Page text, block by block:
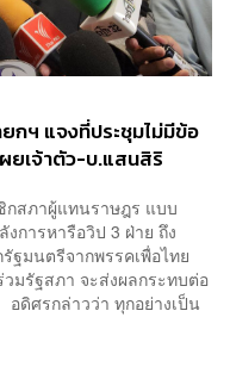
กฯ แจงที่ประชุมไม่มีข้อ
ยเจ้าตัว-บ.แสนสิริ
กสภาผู้แทนราษฎร แบบ
การหารือวิป 3 ฝ่าย ถึง
ฐมนตรีจากพรรคเพื่อไทย
มรัฐสภา จะส่งผลกระทบต่อ
ดิศรกล่าวว่า ทุกอย่างเป็น